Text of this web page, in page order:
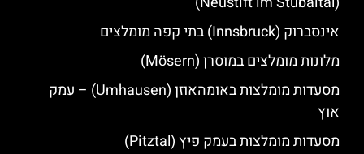
אינסברוק (Innsbruck) בתי קפה מומלצים
מלונות מומלצים במוסרן (Mösern)
מסעדות מומלצות באומהאוזן (Umhausen) – עמק
אוץ
מסעדות מומלצות בעמק פיץ (Pitztal)